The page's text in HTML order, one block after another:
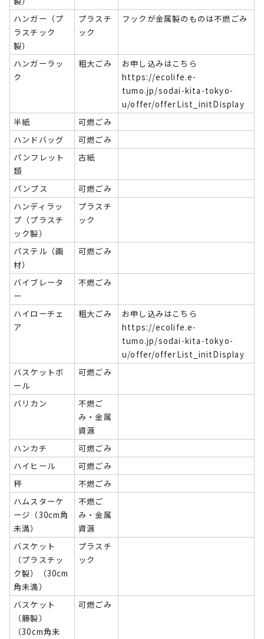
ハンガー（プ
ラスチック
製）
プラスチ
ック
フックが金属製のものは不燃ごみ
ハンガーラッ
ク
粗大ごみ
お申し込みはこちら
https://ecolife.e-
tumo.jp/sodai-kita-tokyo-
u/offer/offerList_initDisplay
半紙
可燃ごみ
ハンドバッグ
可燃ごみ
パンフレット
類
古紙
パンプス
可燃ごみ
ハンディラッ
プ（プラスチ
ック製）
プラスチ
ック
パステル（画
材）
可燃ごみ
バイブレータ
ー
不燃ごみ
ハイローチェ
ア
粗大ごみ
お申し込みはこちら
https://ecolife.e-
tumo.jp/sodai-kita-tokyo-
u/offer/offerList_initDisplay
バスケットボ
ール
可燃ごみ
バリカン
不燃ご
み・金属
資源
ハンカチ
可燃ごみ
ハイヒール
可燃ごみ
秤
不燃ごみ
ハムスターケ
ージ（30cm角
未満）
不燃ご
み・金属
資源
バスケット
（プラスチッ
ク製）（30cm
角未満）
プラスチ
ック
バスケット
（籐製）
（30cm角未
可燃ごみ